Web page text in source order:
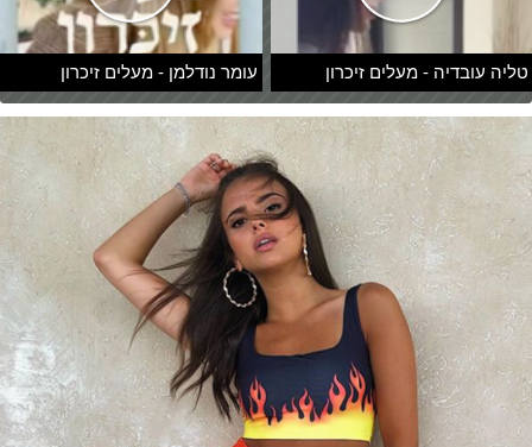
טליה עובדיה - מעלים זיכרון עומר נודלמן - מעלים זיכרון